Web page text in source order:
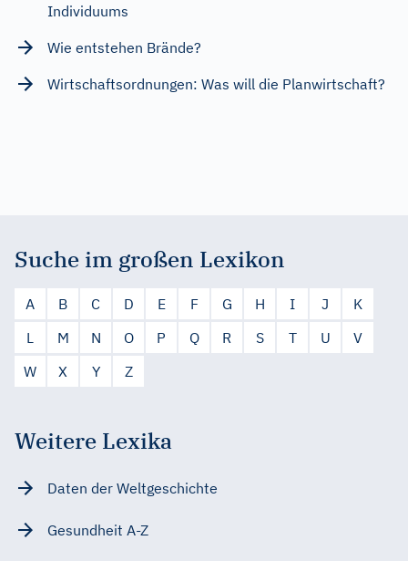
Individuums
Wie entstehen Brände?
Wirtschaftsordnungen: Was will die Planwirtschaft?
Suche im großen Lexikon
A B C D E F G H I J
K
L
M N O P Q R S T U
V
W
X Y Z
Weitere Lexika
Daten der Weltgeschichte
Gesundheit A-Z